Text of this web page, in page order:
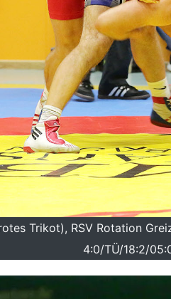
Trikot), RSV Rotation
4:0/TÜ/18:2/